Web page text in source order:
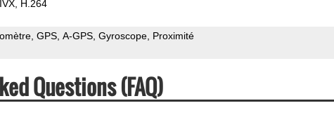
H.264
GPS A-GPS Gyroscope Proximité
Questions (FAQ)